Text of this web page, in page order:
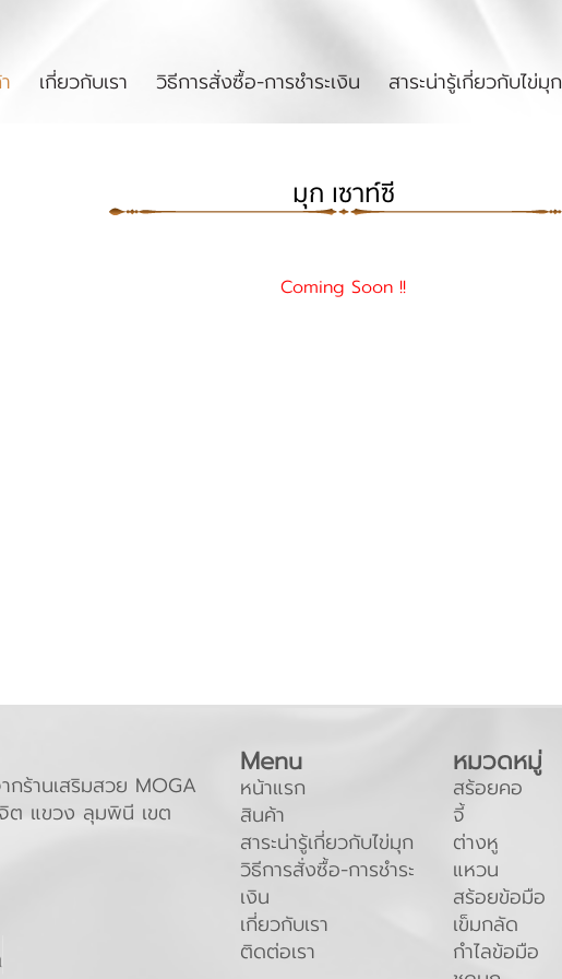
เกี่ยวกับเรา วิธีการสั่งซื้อ-การชำระเงิน สาระน่ารู้เกี่ยวกับไข่มุก
มุก เซาท์ซี
Coming Soon !!
ร้านเสริมสวย MOGA
ต แขวง ลุมพินี เขต
Menu
หน้าแรก
สินค้า
สาระน่ารู้เกี่ยวกับไข่มุก
วิธีการสั่งซื้อ-การชำระ
เงิน
เกี่ยวกับเรา
ติดต่อเรา
หมวดหมู่
สร้อยคอ
จี้
ต่างหู
แหวน
สร้อยข้อมือ
เข็มกลัด
กำไลข้อมือ